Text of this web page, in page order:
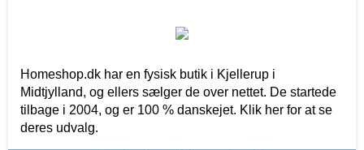
Homeshop.dk har en fysisk butik i Kjellerup i
Midtjylland, og ellers sælger de over nettet. De startede
tilbage i 2004, og er 100 % danskejet. Klik her for at se
deres udvalg.